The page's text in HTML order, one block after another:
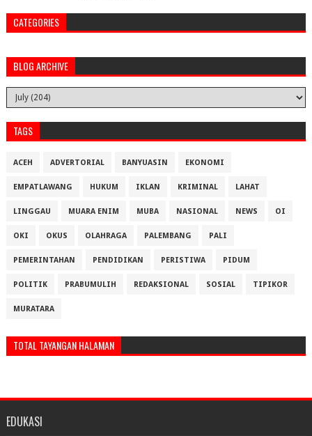
CATEGORIES
BLOG ARCHIVE
TAGS
ACEH ADVERTORIAL BANYUASIN EKONOMI
EMPATLAWANG HUKUM IKLAN KRIMINAL LAHAT
LINGGAU MUARA ENIM MUBA NASIONAL NEWS OI
OKI OKUS OLAHRAGA PALEMBANG PALI
PEMERINTAHAN PENDIDIKAN PERISTIWA PIDUM
POLITIK PRABUMULIH REDAKSIONAL SOSIAL TIPIKOR
MURATARA
TOTAL TAYANGAN HALAMAN
EDUKASI